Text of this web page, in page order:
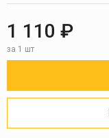
1 110 ₽
за 1 шт